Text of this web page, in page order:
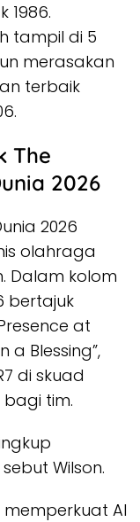
1986.
tampil di 5
merasakan
terbaik
The
2026
2026
olahraga
Dalam kolom
bertajuk
at
a Blessing”,
di skuad
tim.
Wilson.
memperkuat Al